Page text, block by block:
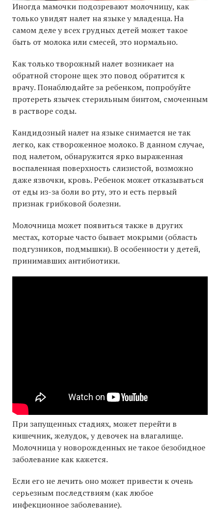
Иногда мамочки подозревают молочницу, как
только увидят налет на языке у младенца. На
самом деле у всех грудных детей может такое
быть от молока или смесей, это нормально.
Как только творожный налет возникает на
обратной стороне щек это повод обратится к
врачу. Понаблюдайте за ребенком, попробуйте
протереть язычек стерильным бинтом, смоченным
в растворе соды.
Кандидозный налет на языке снимается не так
легко, как створоженное молоко. В данном случае,
под налетом, обнаружится ярко выраженная
воспаленная поверхность слизистой, возможно
даже язвочки, кровь. Ребенок может отказываться
от еды из-за боли во рту, это и есть первый
признак грибковой болезни.
Молочница может появиться также в других
местах, которые часто бывает мокрыми (область
подгузников, подмышки). В особенности у детей,
принимавших антибиотики.
При запущенных стадиях, может перейти в
кишечник, желудок, у девочек на влагалище.
Молочница у новорожденных не такое безобидное
заболевание как кажется.
Если его не лечить оно может привести к очень
серьезным последствиям (как любое
инфекционное заболевание).